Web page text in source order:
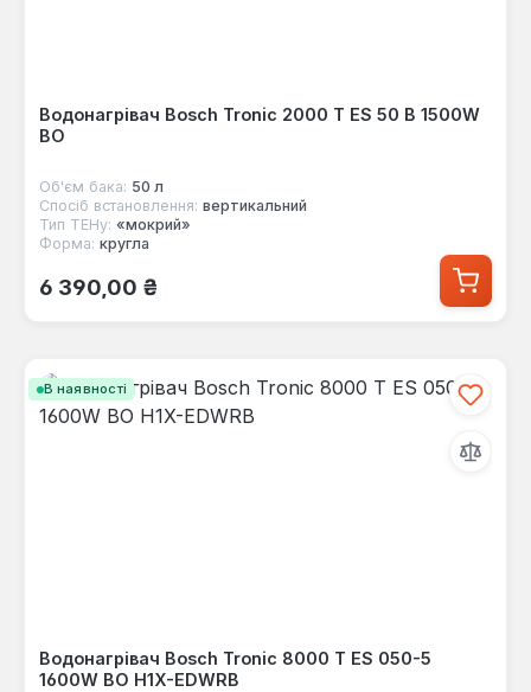
Водонагрівач Bosch Tronic 2000 T ES 50 B 1500W
BO
Об'єм бака: 50 л
Спосіб встановлення: вертикальний
Тип ТЕНу: «мокрий»
Форма: кругла
Звичайна ціна:
6 390,00 ₴
В наявності
Водонагрівач Bosch Tronic 8000 T ES 050-5
1600W BO H1X-EDWRB